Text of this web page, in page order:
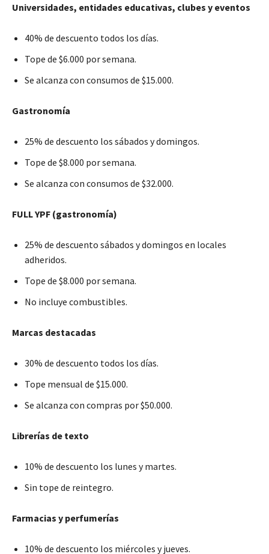
Universidades, entidades educativas, clubes y eventos
40% de descuento todos los días.
Tope de $6.000 por semana.
Se alcanza con consumos de $15.000.
Gastronomía
25% de descuento los sábados y domingos.
Tope de $8.000 por semana.
Se alcanza con consumos de $32.000.
FULL YPF (gastronomía)
25% de descuento sábados y domingos en locales
adheridos.
Tope de $8.000 por semana.
No incluye combustibles.
Marcas destacadas
30% de descuento todos los días.
Tope mensual de $15.000.
Se alcanza con compras por $50.000.
Librerías de texto
10% de descuento los lunes y martes.
Sin tope de reintegro.
Farmacias y perfumerías
10% de descuento los miércoles y jueves.